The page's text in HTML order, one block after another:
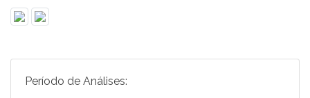
Período de Análises: